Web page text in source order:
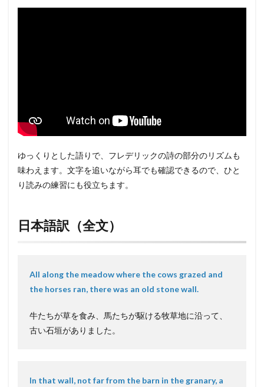
ゆっくりとした語りで、フレデリックの詩の部分のリズムも
味わえます。文字を追いながら耳でも確認できるので、ひと
り読みの練習にも役立ちます。
日本語訳（全文）
All along the meadow where the cows grazed and
the horses ran, there was an old stone wall.
牛たちが草を食み、馬たちが駆ける牧草地に沿って、
古い石垣がありました。
In that wall, not far from the barn in the granary, a